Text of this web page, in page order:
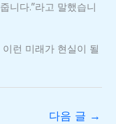
니다.”라고 말했습니
런 미래가 현실이 될
다음 글 →